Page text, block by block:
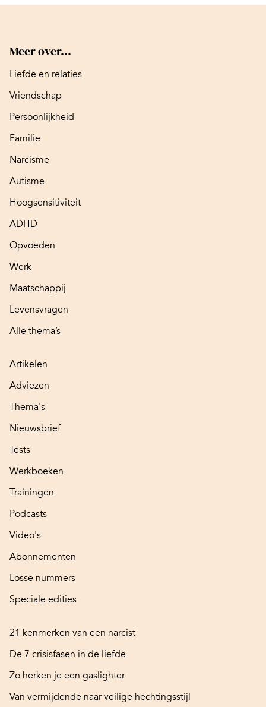
Meer over...
Liefde en relaties
Vriendschap
Persoonlijkheid
Familie
Narcisme
Autisme
Hoogsensitiviteit
ADHD
Opvoeden
Werk
Maatschappij
Levensvragen
Alle thema’s
Artikelen
Adviezen
Thema's
Nieuwsbrief
Tests
Werkboeken
Trainingen
Podcasts
Video's
Abonnementen
Losse nummers
Speciale edities
21 kenmerken van een narcist
De 7 crisisfasen in de liefde
Zo herken je een gaslighter
Van vermijdende naar veilige hechtingsstijl